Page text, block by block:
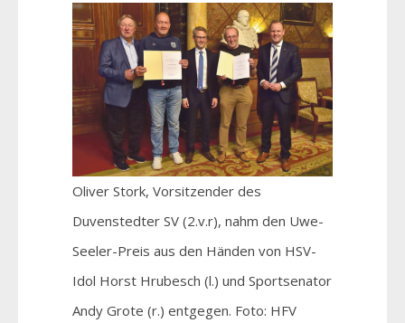
Oliver Stork, Vorsitzender des
Duvenstedter SV (2.v.r), nahm den Uwe-
Seeler-Preis aus den Händen von HSV-
Idol Horst Hrubesch (l.) und Sportsenator
Andy Grote (r.) entgegen. Foto: HFV